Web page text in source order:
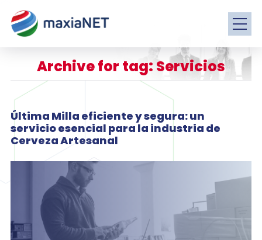
Archive for tag: Servicios
Última Milla eficiente y segura: un
servicio esencial para la industria de
Cerveza Artesanal